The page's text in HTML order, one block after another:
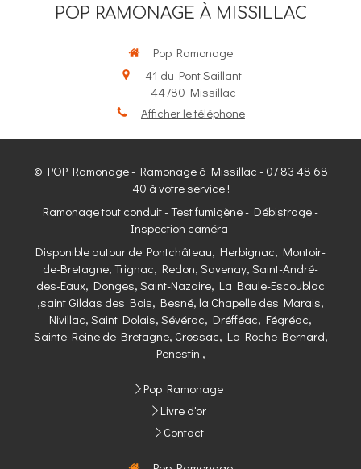
POP RAMONAGE À MISSILLAC
Pop Ramonage
41 du Pont Saillant
44780 Missillac
Afficher le téléphone
© POP Ramonage - Ramonage à Missillac - 07 83 48 68
40 à votre service !
Ramonage tout conduit - Test fumigène - Débistrage -
Inspection caméra
Disponible autour de Pontchâteau, Herbignac, Montoir-
de-Bretagne, Trignac, Redon, Savenay, Saint-André-
des-Eaux, Donges, Saint-Nazaire, La Baule-Escoublac
,saint Gildas des Bois, Besné, la Chapelle des Marais,
Nivillac, Saint Dolais, Sévérac, Dréfféac, Fégréac,
Sainte Reine de Bretagne, Crossac, La Roche Bernard,
Penestin ,
Pop Ramonage
Livre d'or
Contact